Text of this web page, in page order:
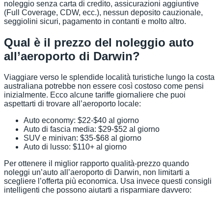
noleggio senza carta di credito, assicurazioni aggiuntive
(Full Coverage, CDW, ecc.), nessun deposito cauzionale,
seggiolini sicuri, pagamento in contanti e molto altro.
Qual è il prezzo del noleggio auto
all’aeroporto di Darwin?
Viaggiare verso le splendide località turistiche lungo la costa
australiana potrebbe non essere così costoso come pensi
inizialmente. Ecco alcune tariffe giornaliere che puoi
aspettarti di trovare all’aeroporto locale:
Auto economy: $22-$40 al giorno
Auto di fascia media: $29-$52 al giorno
SUV e minivan: $35-$68 al giorno
Auto di lusso: $110+ al giorno
Per ottenere il miglior rapporto qualità-prezzo quando
noleggi un’auto all’aeroporto di Darwin, non limitarti a
scegliere l’offerta più economica. Usa invece questi consigli
intelligenti che possono aiutarti a risparmiare davvero: